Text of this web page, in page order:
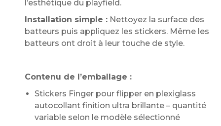
l’esthétique du playfield.
Installation simple : Nettoyez la surface des
batteurs puis appliquez les stickers. Même les
batteurs ont droit à leur touche de style.
Contenu de l’emballage :
Stickers Finger pour flipper en plexiglass
autocollant finition ultra brillante – quantité
variable selon le modèle sélectionné